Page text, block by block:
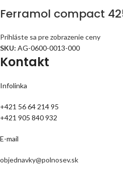
Ferramol compact
Prihláste sa pre zobrazenie ceny
SKU: AG-0600-0013-000
Kontakt
Infolinka
+421 56 64 214 95
+421 905 840 932
E-mail
objednavky@polnosev.sk